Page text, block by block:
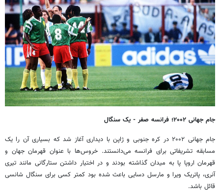
جام جهانی ۲۰۰۲؛ فرانسه صفر - یک سنگال
جام جهانی ۲۰۰۲ در کره جنوبی و ژاپن با دیداری آغاز شد که بسیاری آن را یک
مسابقه تشریفاتی برای فرانسه می‌دانستند. خروس‌ها با عنوان قهرمان جهان و
قهرمان اروپا پا به میدان گذاشته بودند و در اختیار داشتن ستارگانی مانند تیری
آنری، پاتریک ویرا و مارسل دسایی باعث شده بود کمتر کسی برای سنگال شانسی
قائل باشد.